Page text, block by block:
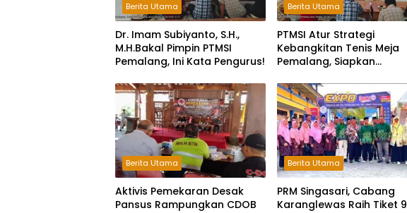
Berita Utama
Dr. Imam Subiyanto, S.H.,
M.H.Bakal Pimpin PTMSI
Pemalang, Ini Kata Pengurus!
Berita Utama
PTMSI Atur Strategi
Kebangkitan Tenis Meja
Pemalang, Siapkan
Berita Utama
Aktivis Pemekaran Desak
Pansus Rampungkan CDOB
Berita Utama
PRM Singasari, Cabang
Karanglewas Raih Tiket 9